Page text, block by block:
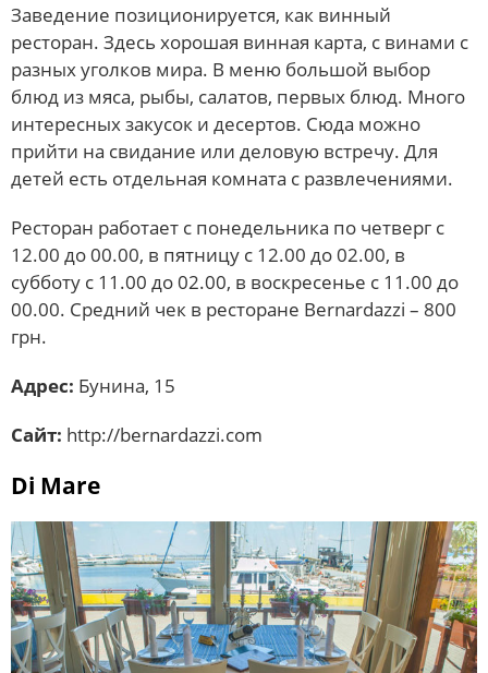
Заведение позиционируется, как винный
ресторан. Здесь хорошая винная карта, с винами с
разных уголков мира. В меню большой выбор
блюд из мяса, рыбы, салатов, первых блюд. Много
интересных закусок и десертов. Сюда можно
прийти на свидание или деловую встречу. Для
детей есть отдельная комната с развлечениями.
Ресторан работает с понедельника по четверг с
12.00 до 00.00, в пятницу с 12.00 до 02.00, в
субботу с 11.00 до 02.00, в воскресенье с 11.00 до
00.00. Средний чек в ресторане Bernardazzi – 800
грн.
Адрес: Бунина, 15
Сайт: http://bernardazzi.com
Di Mare